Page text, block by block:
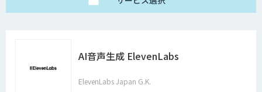
AI音声生成 ElevenLabs
ElevenLabs Japan G.K.